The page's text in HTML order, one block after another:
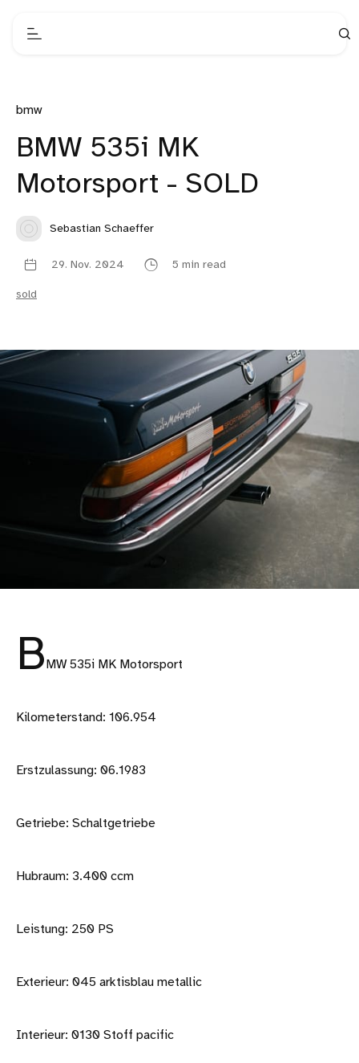
bmw
BMW 535i MK
Motorsport - SOLD
Sebastian Schaeffer
29. Nov. 2024 5 min read
sold
B MW 535i MK Motorsport
Kilometerstand: 106.954
Erstzulassung: 06.1983
Getriebe: Schaltgetriebe
Hubraum: 3.400 ccm
Leistung: 250 PS
Exterieur: 045 arktisblau metallic
Interieur: 0130 Stoff pacific